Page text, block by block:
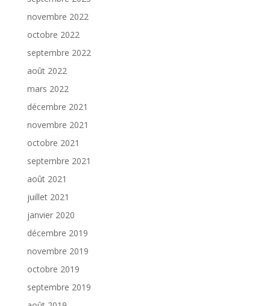
novembre 2022
octobre 2022
septembre 2022
août 2022
mars 2022
décembre 2021
novembre 2021
octobre 2021
septembre 2021
août 2021
juillet 2021
janvier 2020
décembre 2019
novembre 2019
octobre 2019
septembre 2019